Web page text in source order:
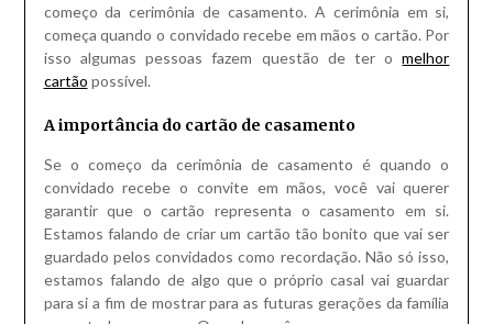
começo da cerimônia de casamento. A cerimônia em si,
começa quando o convidado recebe em mãos o cartão. Por
isso algumas pessoas fazem questão de ter omelhor
cartão possível.
A importância do cartão de casamento
Se o começo da cerimônia de casamento é quando o
convidado recebe o convite em mãos, você vai querer
garantir que o cartão representa o casamento em si.
Estamos falando de criar um cartão tão bonito que vai ser
guardado pelos convidados como recordação. Não só isso,
estamos falando de algo que o próprio casal vai guardar
para si a fim de mostrar para as futuras gerações da família